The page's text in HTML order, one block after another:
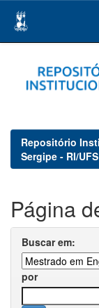
navigation
Repositório
Sergipe - RI/UFS
Página
Buscar em:
por